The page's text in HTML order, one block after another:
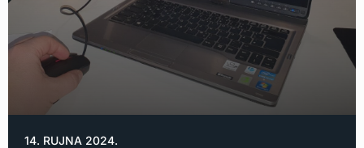
14. RUJNA 2024.